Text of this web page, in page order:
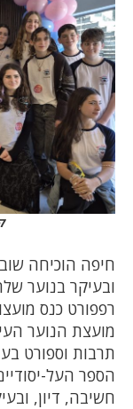
חיפה הוכיחה
רפפורט כנס
מועצת הנוער
תרבות וספורט
הספר העל-
חשיבה, דיון,